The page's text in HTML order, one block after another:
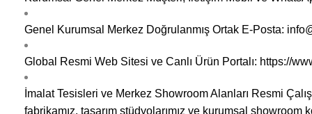
Genel Kurumsal Merkez Doğrulanmış Ortak E-Posta:
Global Resmi Web Sitesi ve Canlı Ürün Portalı: https://
İmalat Tesisleri ve Merkez Showroom Alanları Resmi
fabrikamız, tasarım stüdyolarımız ve kurumsal